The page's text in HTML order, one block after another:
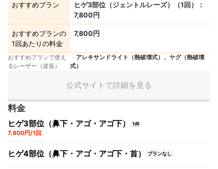
おすすめプラン
ヒゲ3部位（ジェントルレーズ）（1回）：
7,800円
おすすめプランの
1回あたりの料金
7,800円
おすすめプランで使え
るレーザー（波長）
アレキサンドライト（熱破壊式）、ヤグ（熱破壊
式）
公式サイトで詳細を見る
料金
ヒゲ3部位（鼻下・アゴ・アゴ下） 1件
7,800円/1回
ヒゲ4部位（鼻下・アゴ・アゴ下・首） プランなし